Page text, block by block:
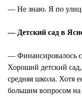
— Не знаю. Я по
— Детский сад в
— Финансировалось
Хороший детский
средняя школа. Хотя
большим вопросом